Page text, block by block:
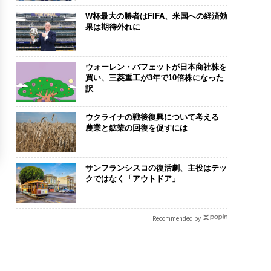
W杯最大の勝者はFIFA、米国への経済効
果は期待外れに
ウォーレン・バフェットが日本商社株を
買い、三菱重工が3年で10倍株になった
訳
ウクライナの戦後復興について考える
農業と鉱業の回復を促すには
サンフランシスコの復活劇、主役はテッ
クではなく「アウトドア」
Recommended by